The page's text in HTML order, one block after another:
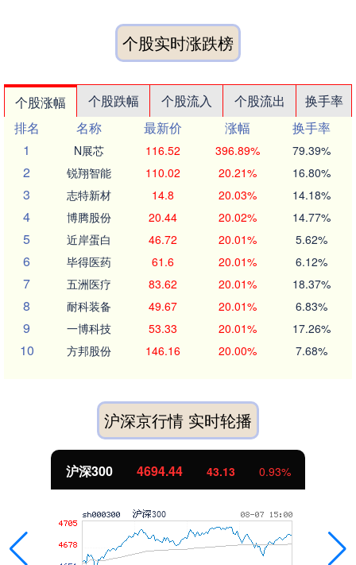
个股实时涨跌榜
个股涨幅 个股跌幅 个股流入 个股流出
换手率
排名
名称 最新价 涨幅
换手率
1
N展芯 116.52 396.89% 79.39%
2 锐翔智能 110.02 20.21% 16.80%
3 志特新材 14.8 20.03% 14.18%
4 博腾股份 20.44 20.02% 14.77%
5 近岸蛋白 46.72 20.01% 5.62%
6 毕得医药 61.6 20.01% 6.12%
7 五洲医疗 83.62 20.01% 18.37%
8 耐科装备 49.67 20.01% 6.83%
9 一博科技 53.33 20.01% 17.26%
10 方邦股份 146.16 20.00% 7.68%
沪深京行情 实时轮播
北证50 1134.24 11.37